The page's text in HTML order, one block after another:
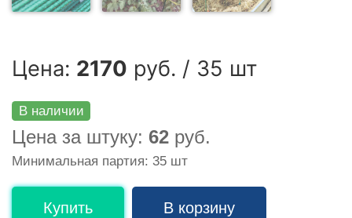
Цена: 2170 руб. / 35 шт
В наличии
Цена за штуку: 62 руб.
Минимальная партия: 35 шт
Купить В корзину